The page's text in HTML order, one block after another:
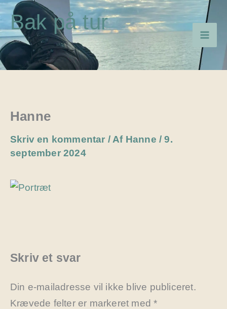
Gå
til
indholdet
Bak på tur
Hanne
Skriv en kommentar / Af Hanne/9.
september 2024
Skriv et svar
Din e-mailadresse vil ikke blive publiceret.
Krævede felter er markeret med*